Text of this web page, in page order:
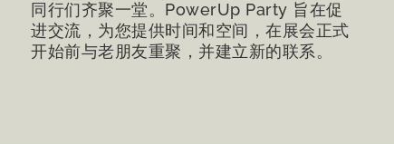
同行们齐聚一堂。PowerUp Party 旨在促
进交流，为您提供时间和空间，在展会正式
开始前与老朋友重聚，并建立新的联系。